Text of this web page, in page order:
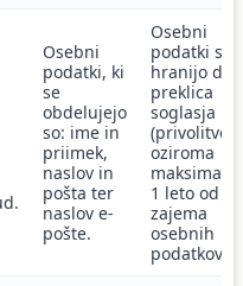
Osebni
podatki, ki
se
obdelujejo
so: ime in
priimek,
naslov in
pošta ter
naslov e-
pošte.
Osebni
podatki se
hranijo do
preklica
soglasja
(privolitve)
oziroma
1 leto od
zajema
osebnih
podatkov.